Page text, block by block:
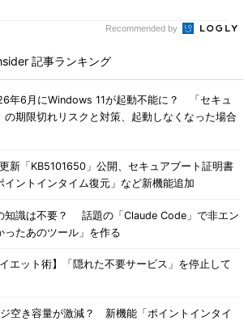
Recommended by
記事ランキング
年6月にWindows 11が起動不能に？ 「セキュ
の期限切れリスクと対策、起動しなくなった場合
新「KB5101650」公開、セキュアブート証明書
イントインタイム復元」など新機能追加
知識は不要？ 話題の「Claude Code」で非エン
ったあのツール」を作る
エット術】「隠れた不要サービス」を停止して
ジ空き容量が激減？ 新機能「ポイントインタイ